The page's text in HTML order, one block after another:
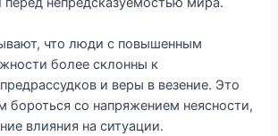
что люди с повышенным
более склонны к
и веры в везение. Это
бороться со напряжением неясности,
влияния на ситуации.